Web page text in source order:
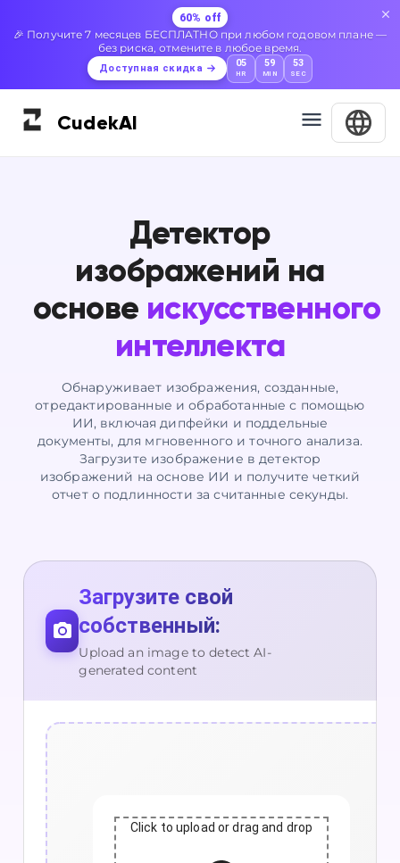
60% off
🎉 Получите 7 месяцев БЕСПЛАТНО при любом годовом плане —
без риска, отмените в любое время.
Доступная скидка 05
HR
59
MIN
52
SEC
CudekAI
Детектор
изображений на
основе искусственного
интеллекта
Обнаруживает изображения, созданные,
отредактированные и обработанные с помощью
ИИ, включая дипфейки и поддельные
документы, для мгновенного и точного анализа.
Загрузите изображение в детектор
изображений на основе ИИ и получите четкий
отчет о подлинности за считанные секунды.
Загрузите свой
собственный:
Upload an image to detect AI-
generated content
Click to upload or drag and drop